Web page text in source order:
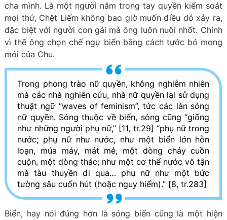
cha mình. Là một người nắm trong tay quyền kiểm soát
mọi thứ, Chệt Liếm không bao giờ muốn điều đó xảy ra,
đặc biệt với người con gái mà ông luôn nuôi nhốt. Chính
vì thế ông chọn chế ngự biển bằng cách tước bỏ mong
mỏi của Chu.
Trong phong trào nữ quyền, không nghiễm nhiên
mà các nhà nghiên cứu, nhà nữ quyền lại sử dụng
thuật ngữ “waves of feminism”, tức các làn sóng
nữ quyền. Sóng thuộc về biển, sóng cũng “giống
như những người phụ nữ,” [11, tr.29] “phụ nữ trong
nước; phụ nữ như nước, như một biển lớn hỗn
loạn, múa máy, mát mẻ, một dòng chảy cuồn
cuộn, một dòng thác; như một cơ thể nước vô tận
mà tàu thuyền đi qua… phụ nữ như một bức
tường sâu cuốn hút (hoặc nguy hiểm).” [8, tr.283]
Biển, hay nói đúng hơn là sóng biển cũng là một hiện